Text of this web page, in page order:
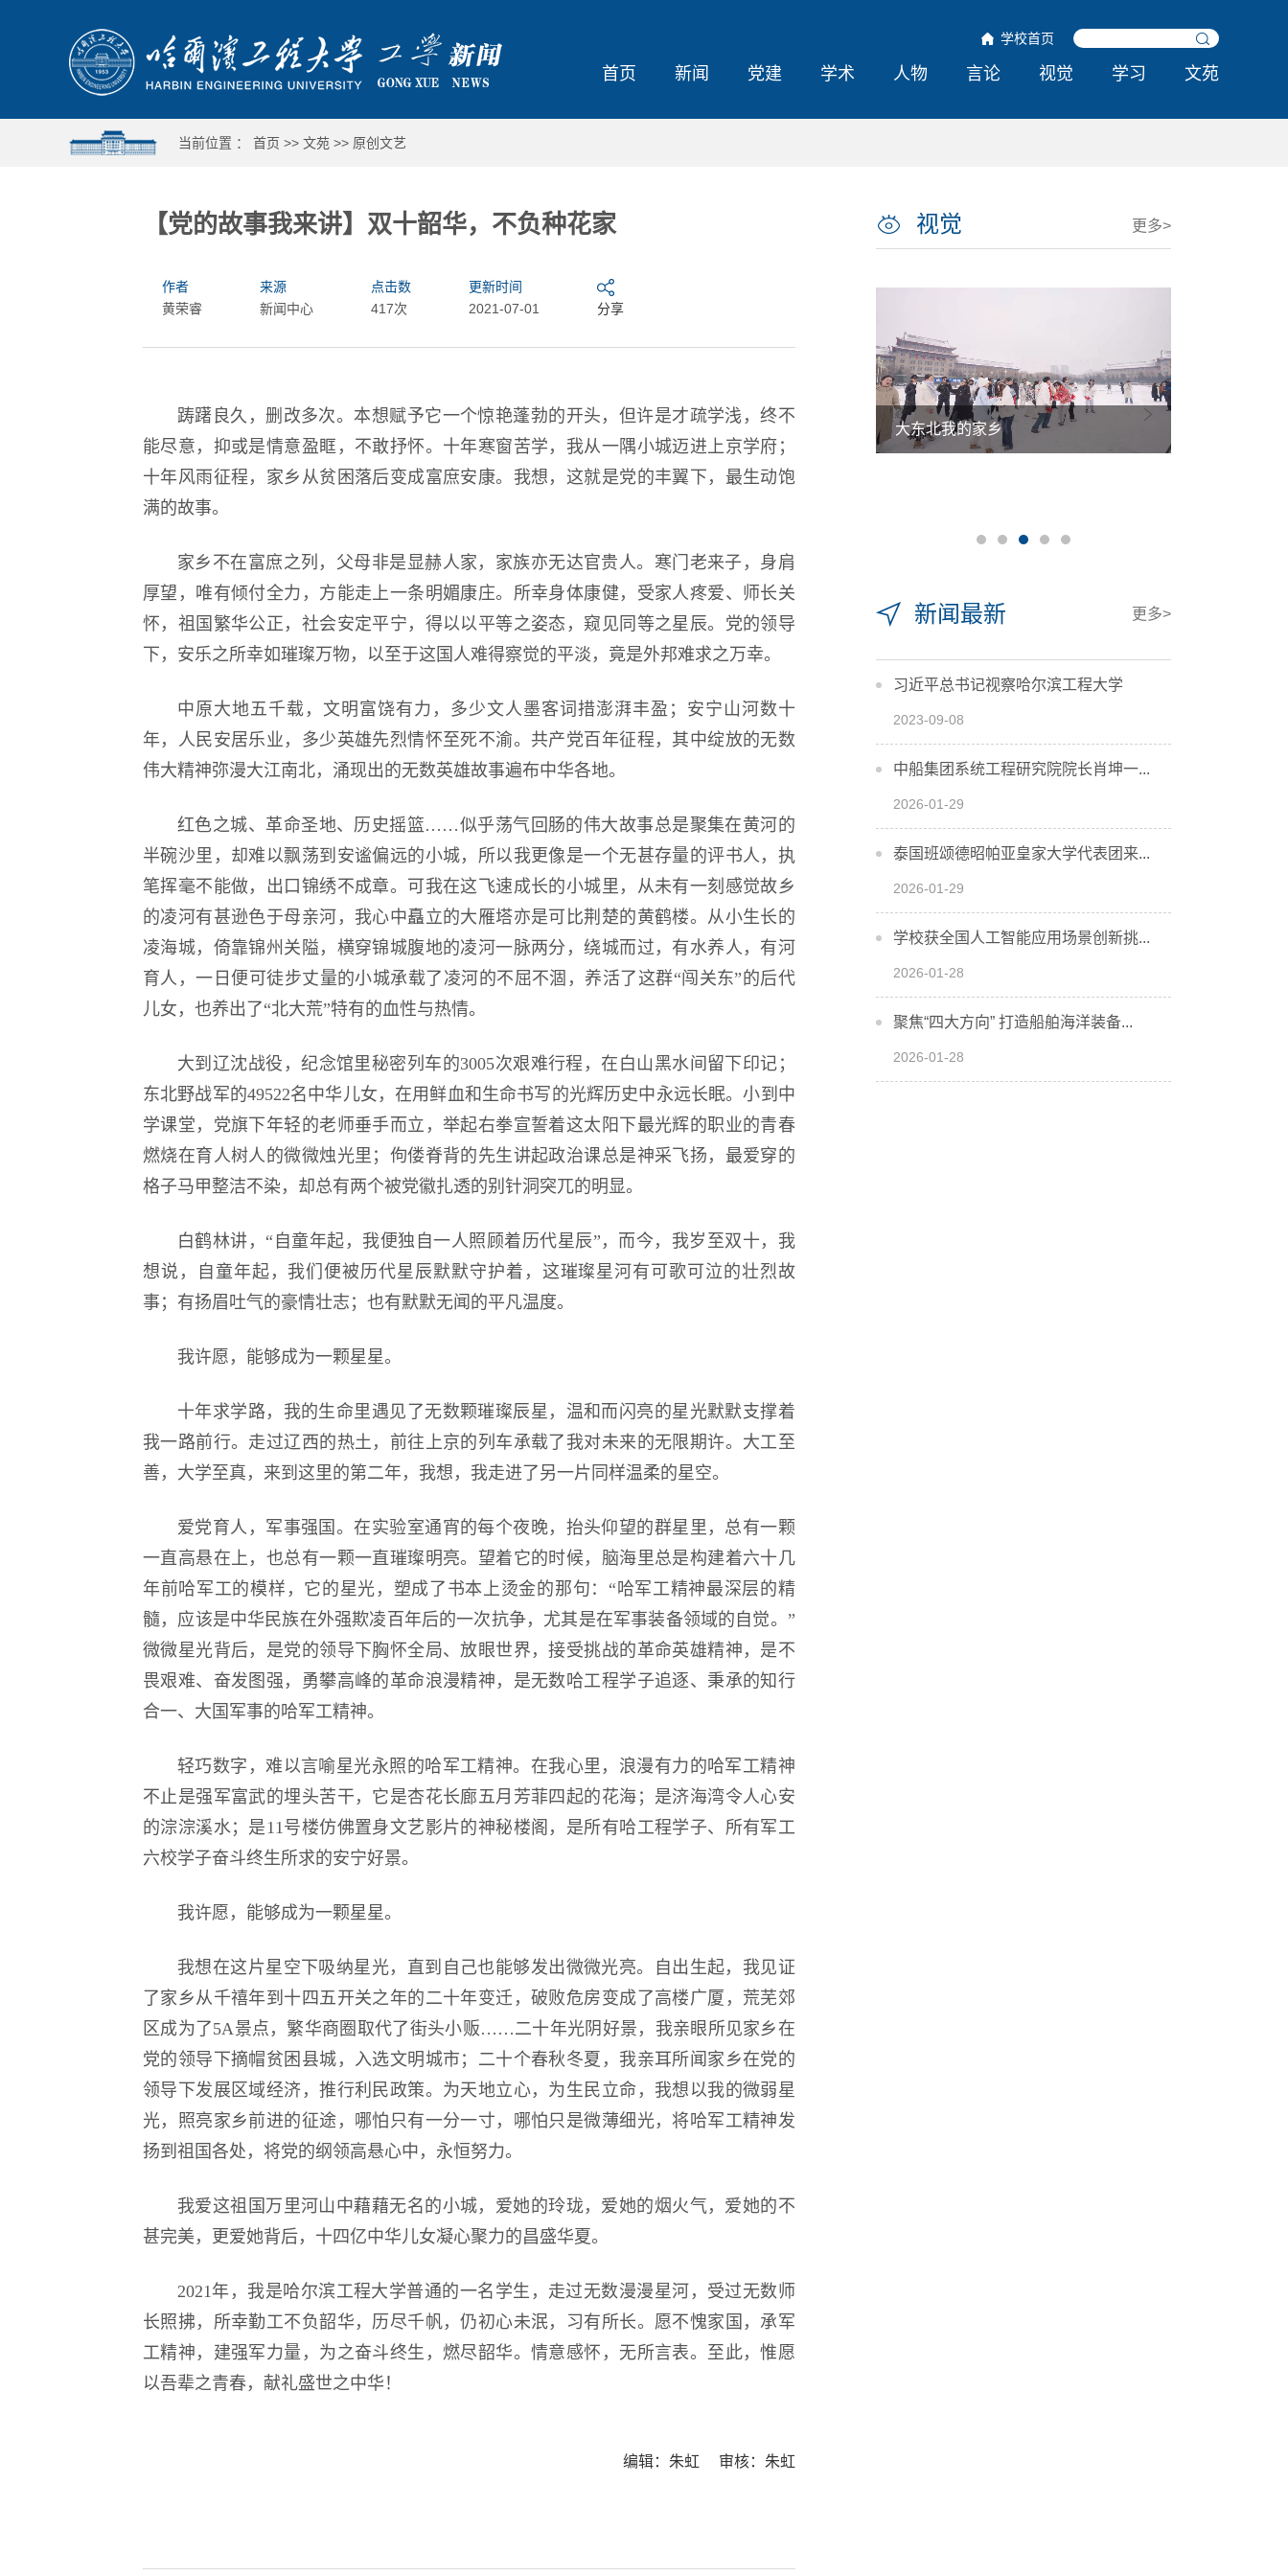
学校首页
首页 新闻 党建 学术 人物 言论 视觉 学习 文苑
当前位置 ： 首页 >> 文苑 >> 原创文艺
【党的故事我来讲】双十韶华，不负种花家
作者
黄荣睿
来源
新闻中心
点击数
417次
更新时间
2021-07-01
分享
踌躇良久，删改多次。本想赋予它一个惊艳蓬勃的开头，但许是才疏学浅，终不
能尽意，抑或是情意盈眶，不敢抒怀。十年寒窗苦学，我从一隅小城迈进上京学府；
十年风雨征程，家乡从贫困落后变成富庶安康。我想，这就是党的丰翼下，最生动饱
满的故事。
家乡不在富庶之列，父母非是显赫人家，家族亦无达官贵人。寒门老来子，身肩
厚望，唯有倾付全力，方能走上一条明媚康庄。所幸身体康健，受家人疼爱、师长关
怀，祖国繁华公正，社会安定平宁，得以以平等之姿态，窥见同等之星辰。党的领导
下，安乐之所幸如璀璨万物，以至于这国人难得察觉的平淡，竟是外邦难求之万幸。
中原大地五千载，文明富饶有力，多少文人墨客词措澎湃丰盈；安宁山河数十
年，人民安居乐业，多少英雄先烈情怀至死不渝。共产党百年征程，其中绽放的无数
伟大精神弥漫大江南北，涌现出的无数英雄故事遍布中华各地。
红色之城、革命圣地、历史摇篮……似乎荡气回肠的伟大故事总是聚集在黄河的
半碗沙里，却难以飘荡到安谧偏远的小城，所以我更像是一个无甚存量的评书人，执
笔挥毫不能做，出口锦绣不成章。可我在这飞速成长的小城里，从未有一刻感觉故乡
的凌河有甚逊色于母亲河，我心中矗立的大雁塔亦是可比荆楚的黄鹤楼。从小生长的
凌海城，倚靠锦州关隘，横穿锦城腹地的凌河一脉两分，绕城而过，有水养人，有河
育人，一日便可徒步丈量的小城承载了凌河的不屈不涸，养活了这群“闯关东”的后代
儿女，也养出了“北大荒”特有的血性与热情。
大到辽沈战役，纪念馆里秘密列车的3005次艰难行程，在白山黑水间留下印记；
东北野战军的49522名中华儿女，在用鲜血和生命书写的光辉历史中永远长眠。小到中
学课堂，党旗下年轻的老师垂手而立，举起右拳宣誓着这太阳下最光辉的职业的青春
燃烧在育人树人的微微烛光里；佝偻脊背的先生讲起政治课总是神采飞扬，最爱穿的
格子马甲整洁不染，却总有两个被党徽扎透的别针洞突兀的明显。
白鹤林讲，“自童年起，我便独自一人照顾着历代星辰”，而今，我岁至双十，我
想说，自童年起，我们便被历代星辰默默守护着，这璀璨星河有可歌可泣的壮烈故
事；有扬眉吐气的豪情壮志；也有默默无闻的平凡温度。
我许愿，能够成为一颗星星。
十年求学路，我的生命里遇见了无数颗璀璨辰星，温和而闪亮的星光默默支撑着
我一路前行。走过辽西的热土，前往上京的列车承载了我对未来的无限期许。大工至
善，大学至真，来到这里的第二年，我想，我走进了另一片同样温柔的星空。
爱党育人，军事强国。在实验室通宵的每个夜晚，抬头仰望的群星里，总有一颗
一直高悬在上，也总有一颗一直璀璨明亮。望着它的时候，脑海里总是构建着六十几
年前哈军工的模样，它的星光，塑成了书本上烫金的那句：“哈军工精神最深层的精
髓，应该是中华民族在外强欺凌百年后的一次抗争，尤其是在军事装备领域的自觉。”
微微星光背后，是党的领导下胸怀全局、放眼世界，接受挑战的革命英雄精神，是不
畏艰难、奋发图强，勇攀高峰的革命浪漫精神，是无数哈工程学子追逐、秉承的知行
合一、大国军事的哈军工精神。
轻巧数字，难以言喻星光永照的哈军工精神。在我心里，浪漫有力的哈军工精神
不止是强军富武的埋头苦干，它是杏花长廊五月芳菲四起的花海；是济海湾令人心安
的淙淙溪水；是11号楼仿佛置身文艺影片的神秘楼阁，是所有哈工程学子、所有军工
六校学子奋斗终生所求的安宁好景。
我许愿，能够成为一颗星星。
我想在这片星空下吸纳星光，直到自己也能够发出微微光亮。自出生起，我见证
了家乡从千禧年到十四五开关之年的二十年变迁，破败危房变成了高楼广厦，荒芜郊
区成为了5A景点，繁华商圈取代了街头小贩……二十年光阴好景，我亲眼所见家乡在
党的领导下摘帽贫困县城，入选文明城市；二十个春秋冬夏，我亲耳所闻家乡在党的
领导下发展区域经济，推行利民政策。为天地立心，为生民立命，我想以我的微弱星
光，照亮家乡前进的征途，哪怕只有一分一寸，哪怕只是微薄细光，将哈军工精神发
扬到祖国各处，将党的纲领高悬心中，永恒努力。
我爱这祖国万里河山中藉藉无名的小城，爱她的玲珑，爱她的烟火气，爱她的不
甚完美，更爱她背后，十四亿中华儿女凝心聚力的昌盛华夏。
2021年，我是哈尔滨工程大学普通的一名学生，走过无数漫漫星河，受过无数师
长照拂，所幸勤工不负韶华，历尽千帆，仍初心未泯，习有所长。愿不愧家国，承军
工精神，建强军力量，为之奋斗终生，燃尽韶华。情意感怀，无所言表。至此，惟愿
以吾辈之青春，献礼盛世之中华！
编辑：朱虹 审核：朱虹
视觉 更多>
哈工程举行第十六届合唱与重唱比赛
逐梦冰雪 燃动工程
第18届国际大学生雪雕大赛
大东北我的家乡
新闻最新 更多>
习近平总书记视察哈尔滨工程大学
2023-09-08
中船集团系统工程研究院院长肖坤一...
2026-01-29
泰国班颂德昭帕亚皇家大学代表团来...
2026-01-29
学校获全国人工智能应用场景创新挑...
2026-01-28
聚焦“四大方向” 打造船舶海洋装备...
2026-01-28